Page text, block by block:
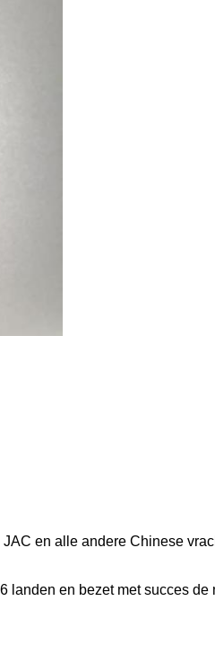
en alle andere Chinese
en bezet met succes